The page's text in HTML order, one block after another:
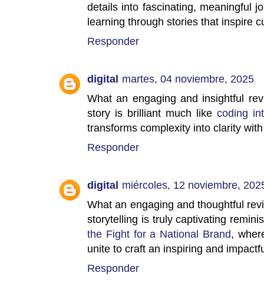
details into fascinating, meaningful
learning through stories that inspire
Responder
digital martes, 04 noviembre, 2025
What an engaging and insightful
story is brilliant much like coding
transforms complexity into clarity
Responder
digital miércoles, 12 noviembre,
What an engaging and thoughtful
storytelling is truly captivating
the Fight for a National Brand,
unite to craft an inspiring and
Responder